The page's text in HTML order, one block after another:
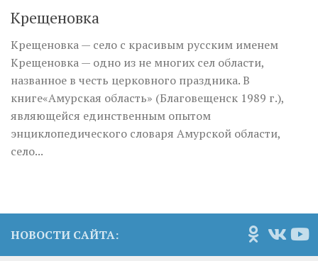
Крещеновка
Крещеновка — село с красивым русским именем
Крещеновка — одно из не многих сел области,
названное в честь церковного праздника. В
книге«Амурская область» (Благовещенск 1989 г.),
являющейся единственным опытом
энциклопедического словаря Амурской области,
село...
НОВОСТИ САЙТА: